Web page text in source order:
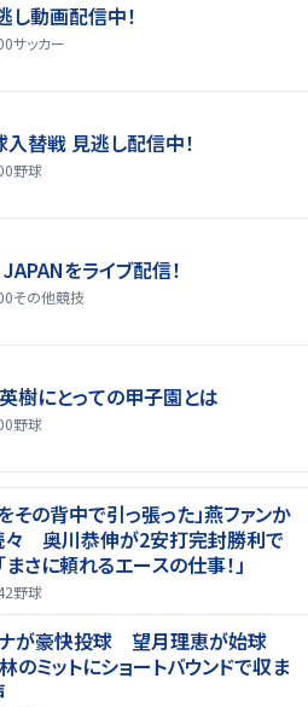
動画配信中！
サッカー
替戦 見逃し配信中！
野球
をライブ配信！
その他競技
樹にとっての甲子園とは
野球
その背中で引っ張った」燕ファンか
々 奥川恭伸が2安打完封勝利で
まさに頼れるエースの仕事！」
野球
ナが豪快投球 望月理恵が始球
ミットにショートバウンドで収ま